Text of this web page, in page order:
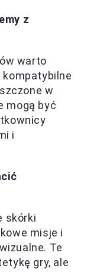
z
warto
w
mogą być
i
skórki
misje i
Te
gry, ale